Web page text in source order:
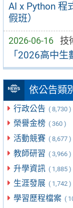
AI x Python 程
假班）
2026-06-16 技
「2026高中生
依公告類
行政公告 ( 8,730 )
榮譽金榜 ( 360 )
活動競賽 ( 8,677 )
教師研習 ( 3,966 )
升學資訊 ( 1,885 )
生涯發展 ( 1,742 )
學習歷程檔案 (